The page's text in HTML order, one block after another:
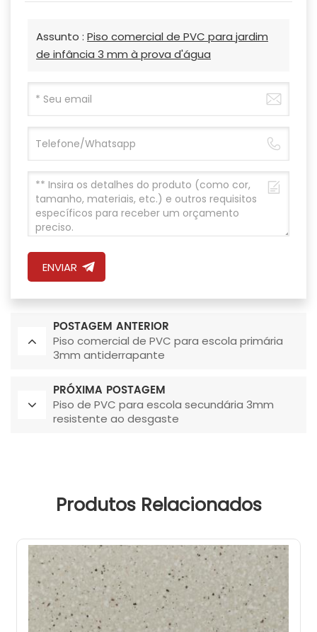
Assunto : Piso comercial de PVC para jardim
de infância 3 mm à prova d'água
ENVIAR
POSTAGEM ANTERIOR
Piso comercial de PVC para escola primária
3mm antiderrapante
PRÓXIMA POSTAGEM
Piso de PVC para escola secundária 3mm
resistente ao desgaste
Produtos Relacionados